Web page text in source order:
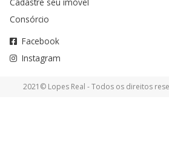
Consórcio
Facebook
Instagram
2021© Lopes Real - Todos os direitos